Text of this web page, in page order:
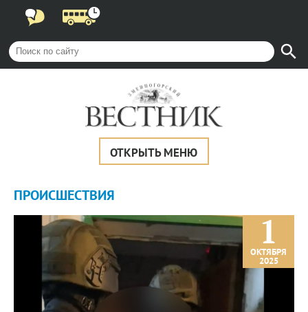
ОТКРЫТЬ МЕНЮ
ПРОИCШЕСТВИЯ
1
ОКТЯБРЯ
2025